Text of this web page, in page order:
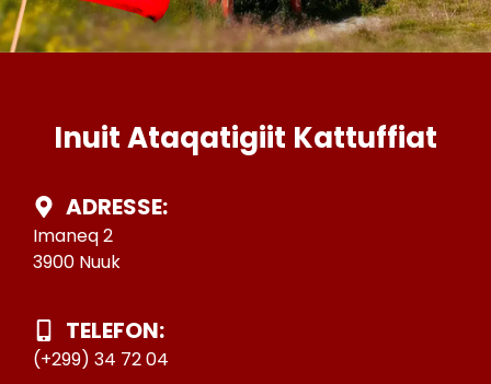
Inuit Ataqatigiit Kattuffiat
ADRESSE:
Imaneq 2
3900 Nuuk
TELEFON:
(+299) 34 72 04